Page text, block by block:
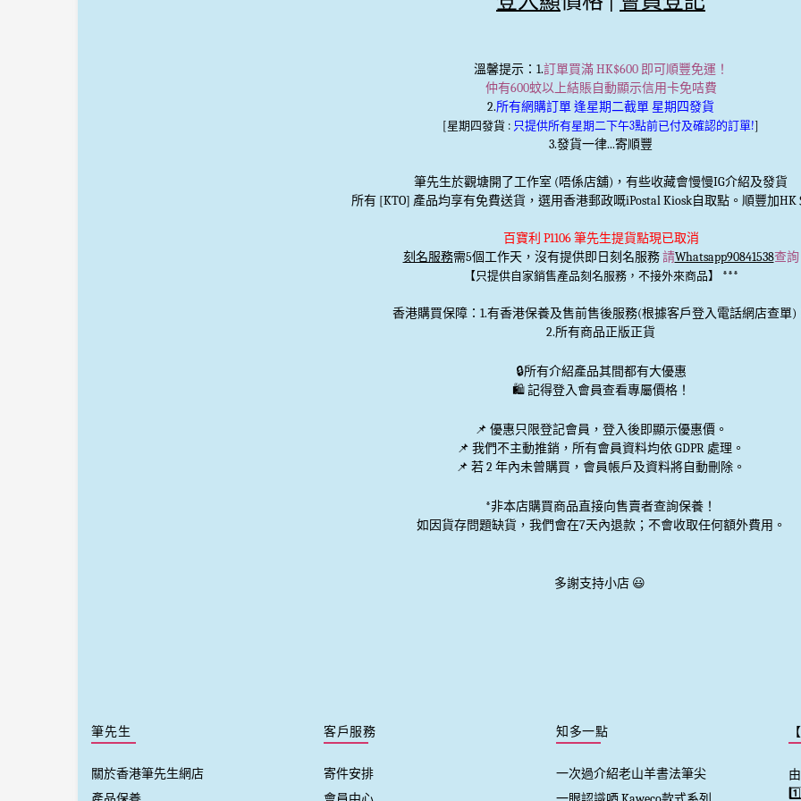
溫馨提示：1.訂單買滿 HK$600 即可順豐免運！
仲有600蚊以上結賬自動顯示信用卡免咭費
2.所有網購訂單 逢星期二截單 星期四發貨
[星期四發貨 : 只提供所有星期二下午3點前已付及確認的訂單!]
3.發貨一律...寄順豐
筆先生於觀塘開了工作室 (唔係店舖)，有些收藏會慢慢IG介紹及發貨
所有 [KTO] 產品均享有免費送貨，選用香港郵政嘅iPostal Kiosk自取點。順豐加HK
百寶利 P1106 筆先生提貨點現已取消
刻名服務需5個工作天，沒有提供即日刻名服務請Whatsapp90841538查詢
【只提供自家銷售產品刻名服務，不接外來商品】 ***
香港購買保障：1.有香港保養及售前售後服務(根據客戶登入電話網店查單)
2.所有商品正版正貨
🔒所有介紹產品其間都有大優惠
🛍️ 記得登入會員查看專屬價格！
📌 優惠只限登記會員 ，登入後即顯示優惠價。
📌 我們不主動推銷 ，所有會員資料均依 GDPR 處理。
📌 若 2 年內未曾購買，會員帳戶及資料將自動刪除。
*非本店購買商品直接向售賣者查詢保養！
如因貨存問題缺貨，我們會在7天內退款；不會收取任何額外費用。
多謝支持小店 😃
筆先生
關於香港筆先生網店
客戶服務
寄件安排
知多一點
一次過介紹老山羊書法筆尖